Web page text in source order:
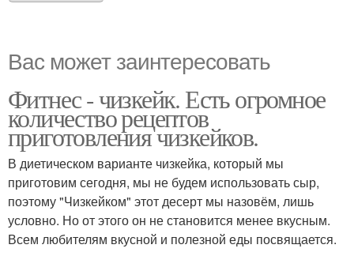
Вас может заинтересовать
Фитнес - чизкейк. Есть огромное
количество рецептов
приготовления чизкейков.
В диетическом варианте чизкейка, который мы
приготовим сегодня, мы не будем использовать сыр,
поэтому "Чизкейком" этот десерт мы назовём, лишь
условно. Но от этого он не становится менее вкусным.
Всем любителям вкусной и полезной еды посвящается.